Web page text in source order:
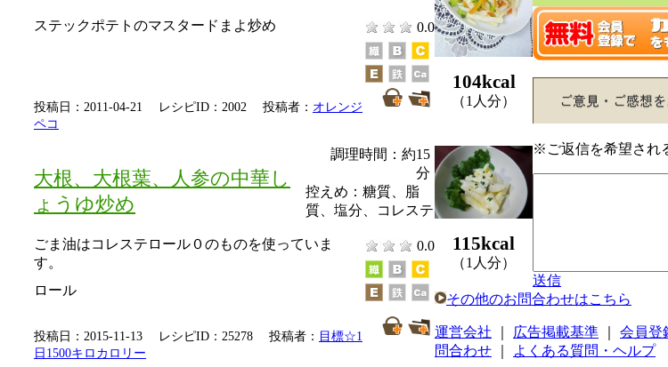
ステックポテトのマスタードまよ炒め 0.0
投稿日：2011-04-21 レシピID：2002 投稿者： オレンジ
ペコ
104kcal
（1人分）
大根、大根葉、人参の中華し
ょうゆ炒め
調理時間：約15
分
ごま油はコレステロール０のものを使っていま
す。
0.0
控えめ： 糖質、脂
質、塩分、コレステ
ロール
投稿日：2015-11-13 レシピID：25278 投稿者： 目標☆1
日1500キロカロリー
115kcal
（1人分）
※ご返信を希望され
送信
その他のお問合わせはこちら
運営会社 広告掲載基準 会員登
問合わせ
よくある質問・ヘルプ